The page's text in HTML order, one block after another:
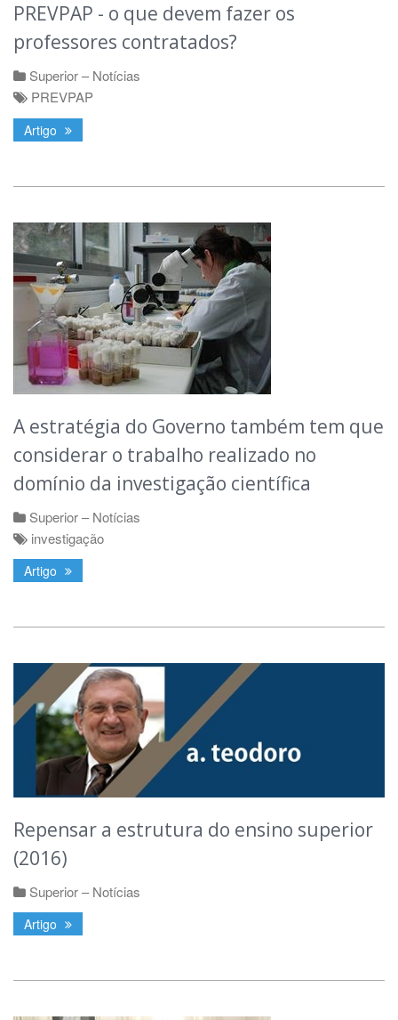
PREVPAP - o que devem fazer os
professores contratados?
Superior – Notícias
PREVPAP
Artigo
A estratégia do Governo também tem que
considerar o trabalho realizado no
domínio da investigação científica
Superior – Notícias
investigação
Artigo
Repensar a estrutura do ensino superior
(2016)
Superior – Notícias
Artigo